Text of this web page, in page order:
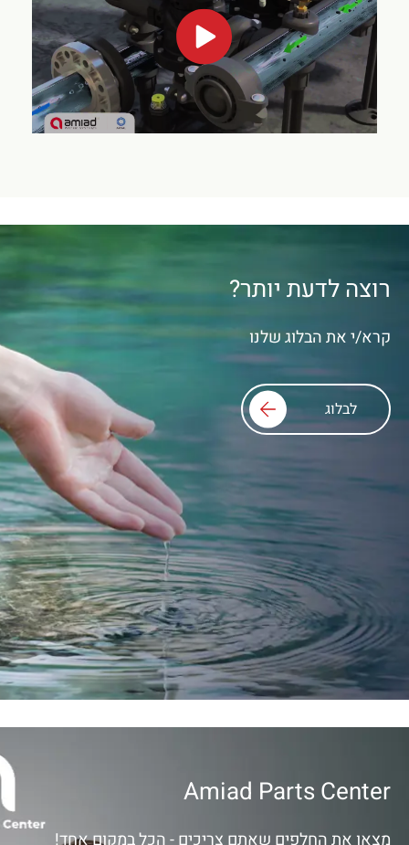
רוצה לדעת יותר?
קרא/י את הבלוג שלנו
לבלוג
Amiad Parts Center